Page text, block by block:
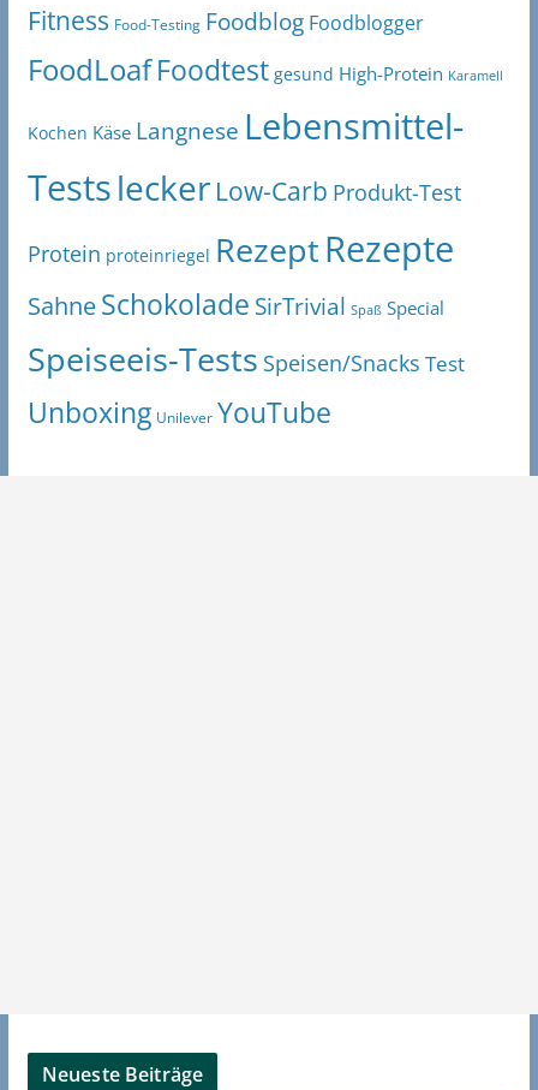
Fitness Food-Testing Foodblog Foodblogger
FoodLoaf Foodtest gesund High-Protein Karamell
Kochen Käse Langnese Lebensmittel-
Testslecker Low-Carb Produkt-Test
Protein proteinriegel RezeptRezepte
SahneSchokolade SirTrivial Spaß Special
Speiseeis-Tests Speisen/Snacks Test
Unboxing Unilever YouTube
Neueste Beiträge